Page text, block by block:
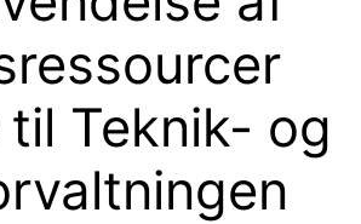
Teknik- og